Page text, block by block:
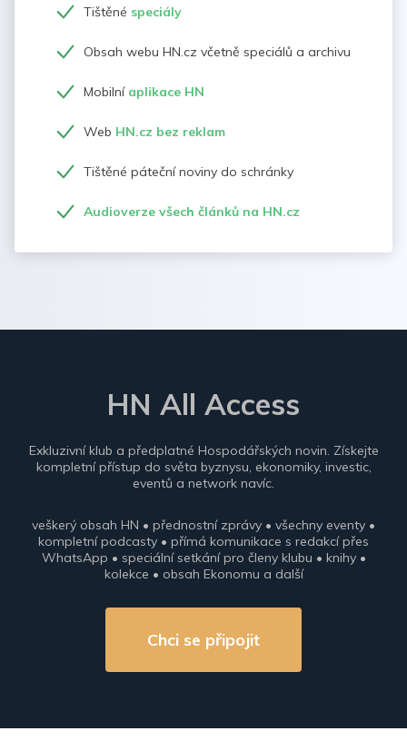
Tištěné speciály
Obsah webu HN.cz včetně speciálů a archivu
Mobilní aplikace HN
Web HN.cz bez reklam
Tištěné páteční noviny do schránky
Audioverze všech článků na HN.cz
HN All Access
Exkluzivní klub a předplatné Hospodářských novin. Získejte
kompletní přístup do světa byznysu, ekonomiky, investic,
eventů a network navíc.
veškerý obsah HN • přednostní zprávy • všechny eventy •
kompletní podcasty • přímá komunikace s redakcí přes
WhatsApp • speciální setkání pro členy klubu • knihy •
kolekce • obsah Ekonomu a další
Chci se připojit